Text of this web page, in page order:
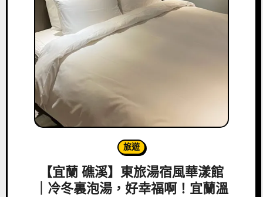
旅遊
【宜蘭 礁溪】東旅湯宿風華漾館
｜冷冬裏泡湯，好幸福啊！宜蘭溫